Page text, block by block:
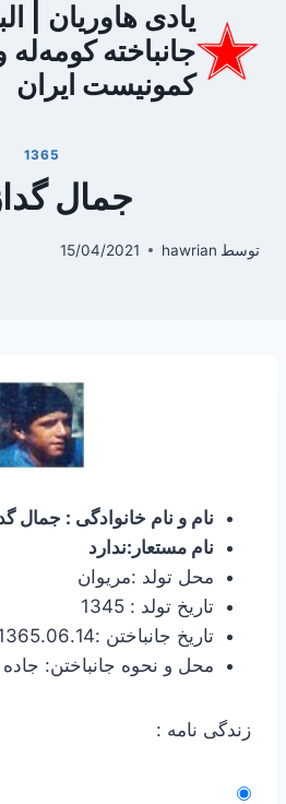
محتوا
یادی هاوریان |
جانباخته
کمونیست ایران
1365
جمال
توسط hawrian
15/04/2021
نام و نام خانوادگی : جمال
نام مستعار:ندارد
محل تولد :مریوان
تاریخ تولد : 1345
تاریخ جانباختن :1365.06.14
محل و نحوه جانباختن: جاده
زندگی نامه :